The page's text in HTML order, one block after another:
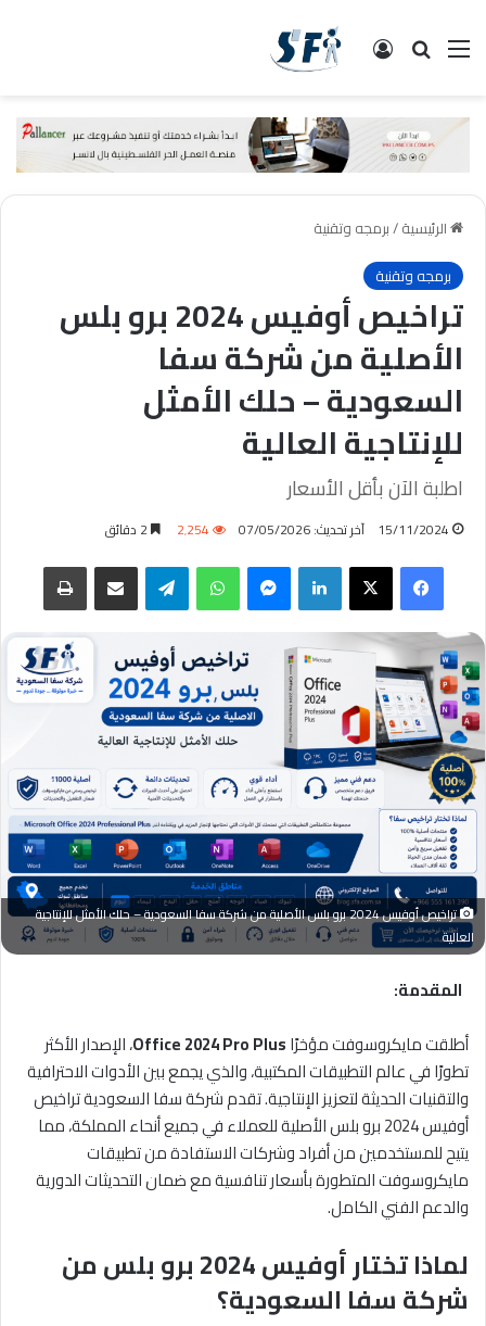
القائمة البحث تسجيل الدخول
الرئيسية/برمجه وتقنية
برمجه وتقنية
تراخيص أوفيس 2024 برو بلس
الأصلية من شركة سفا
السعودية – حلك الأمثل
للإنتاجية العالية
اطلبة الآن بأقل الأسعار
15/11/2024 آخر تحديث: 07/05/2026 2٬254
فيسبوك ‫X لينكدإن واتساب تيلقرام مشاركة عبر البريد
تراخيص أوفيس 2024 برو بلس الأصلية من شركة سفا السعودية – حلك الأمثل للإنتاجية
العالية
المقدمة:
أطلقت مايكروسوفت مؤخرًاOffice 2024 Pro Plus، الإصدار الأكثر
تطورًا في عالم التطبيقات المكتبية، والذي يجمع بين الأدوات الاحترافية
والتقنيات الحديثة لتعزيز الإنتاجية. تقدم شركة سفا السعودية تراخيص
أوفيس 2024 برو بلس الأصلية للعملاء في جميع أنحاء المملكة، مما
يتيح للمستخدمين من أفراد وشركات الاستفادة من تطبيقات
مايكروسوفت المتطورة بأسعار تنافسية مع ضمان التحديثات الدورية
والدعم الفني الكامل.
لماذا تختار أوفيس 2024 برو بلس من
شركة سفا السعودية؟